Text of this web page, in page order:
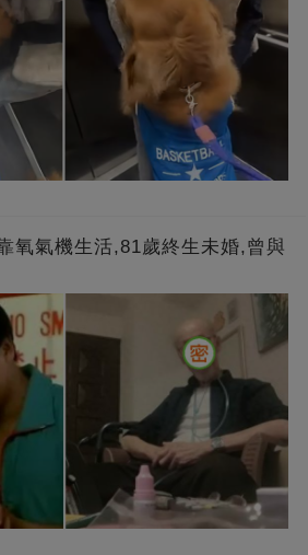
氧氣機生活,81歲終生未婚,曾與